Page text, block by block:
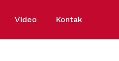
Video Kontak